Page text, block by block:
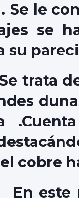
Se le
se
su
de
cobre